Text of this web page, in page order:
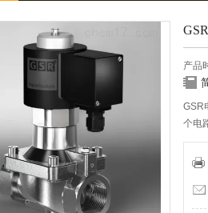
产品
GSR
个电
也了